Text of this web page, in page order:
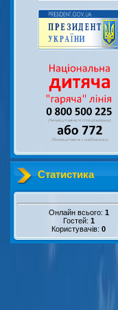
Статистика
Онлайн всього: 1
Гостей: 1
Користувачів:0